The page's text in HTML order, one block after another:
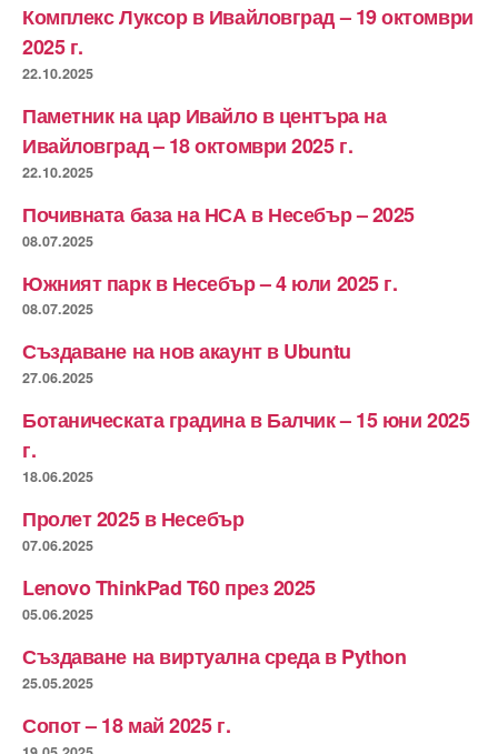
Комплекс Луксор в Ивайловград – 19 октомври
2025 г.
22.10.2025
Паметник на цар Ивайло в центъра на
Ивайловград – 18 октомври 2025 г.
22.10.2025
Почивната база на НСА в Несебър – 2025
08.07.2025
Южният парк в Несебър – 4 юли 2025 г.
08.07.2025
Създаване на нов акаунт в Ubuntu
27.06.2025
Ботаническата градина в Балчик – 15 юни 2025
г.
18.06.2025
Пролет 2025 в Несебър
07.06.2025
Lenovo ThinkPad T60 през 2025
05.06.2025
Създаване на виртуална среда в Python
25.05.2025
Сопот – 18 май 2025 г.